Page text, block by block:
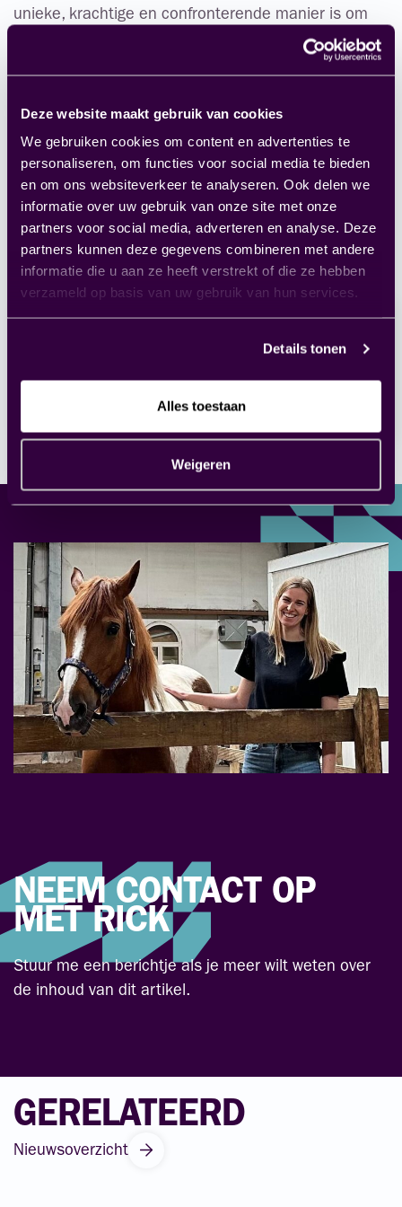
Deze website maakt gebruik van cookies
We gebruiken cookies om content en advertenties te
personaliseren, om functies voor social media te bieden
en om ons websiteverkeer te analyseren. Ook delen we
informatie over uw gebruik van onze site met onze
partners voor social media, adverteren en analyse. Deze
partners kunnen deze gegevens combineren met andere
informatie die u aan ze heeft verstrekt of die ze hebben
verzameld op basis van uw gebruik van hun services.
Details tonen
Alles toestaan
Weigeren
unieke, krachtige en confronterende manier is om
aan persoonlijke en professionele ontwikkeling te
werken. Door de directe en eerlijke feedback van
over zichzelf opgedaan, waardoor ze een begin
hebben gemaakt in het vergroten van hun
zelfvertrouwen en leiderschapskwaliteiten.
Meer weten over ons groeimodel en traineeship?
Neem eens contact op met
Talent Manager.
NEEM CONTACT OP
MET RICK
Stuur me een berichtje als je meer wilt weten over
de inhoud van dit artikel.
GERELATEERD
Nieuwsoverzicht